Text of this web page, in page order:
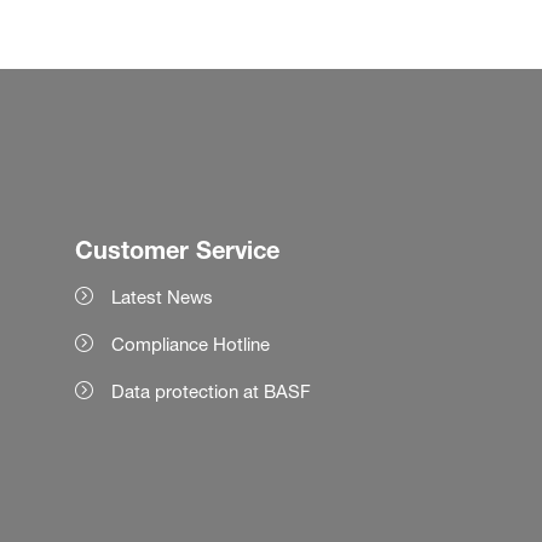
Customer Service
Latest News
Compliance Hotline
Data protection at BASF